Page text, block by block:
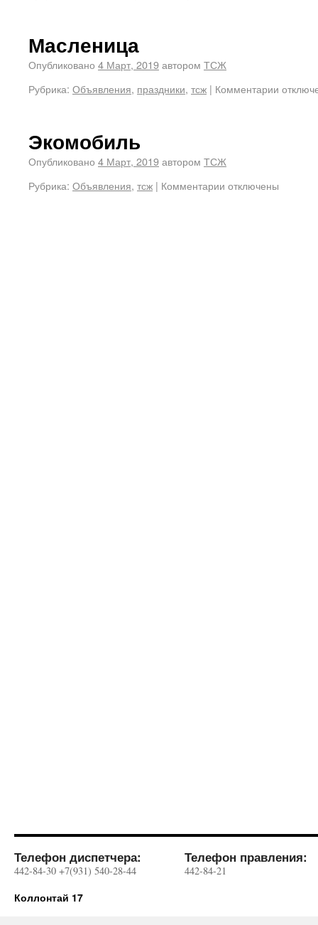
Масленица
Опубликовано 4 Март, 2019автором ТСЖ
Рубрика: Объявления, праздники, тсж | Комментарии
Экомобиль
Опубликовано 4 Март, 2019автором ТСЖ
Рубрика: Объявления, тсж | Комментарии отключены
Телефон диспетчера:
442-84-30 +7(931) 540-28-44
Телефон правления:
442-84-21
Коллонтай 17